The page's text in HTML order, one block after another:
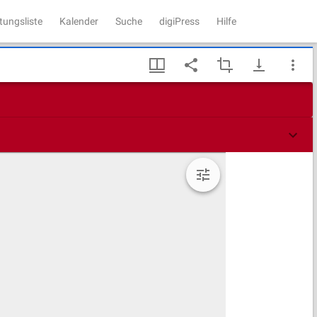
Kalender Suche digiPress Hilfe